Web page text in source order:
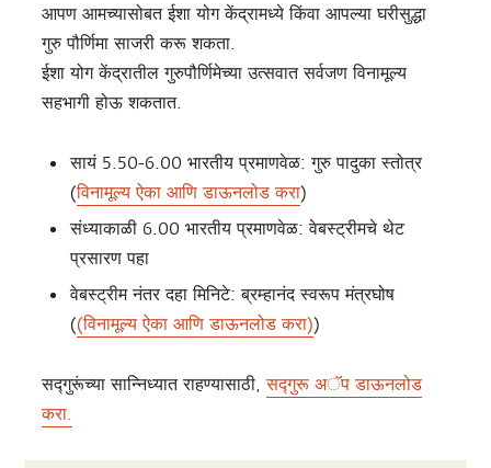
आपण आमच्यासोबत ईशा योग केंद्रामध्ये किंवा आपल्या घरीसुद्धा
गुरु पौर्णिमा साजरी करू शकता.
ईशा योग केंद्रातील गुरुपौर्णिमेच्या उत्सवात सर्वजण विनामूल्य
सहभागी होऊ शकतात.
सायं 5.50-6.00 भारतीय प्रमाणवेळ: गुरु पादुका स्तोत्र
(विनामूल्य ऐका आणि डाऊनलोड करा)
संध्याकाळी 6.00 भारतीय प्रमाणवेळ: वेबस्ट्रीमचे थेट
प्रसारण पहा
वेबस्ट्रीम नंतर दहा मिनिटे: ब्रम्हानंद स्वरूप मंत्रघोष
((विनामूल्य ऐका आणि डाऊनलोड करा))
सद्गुरूंच्या सान्निध्यात राहण्यासाठी,सद्गुरू अॅप डाऊनलोड
करा.